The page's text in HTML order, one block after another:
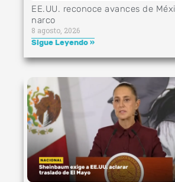
EE.UU. reconoce avances de
narco
8 agosto, 2026
Sigue Leyendo »